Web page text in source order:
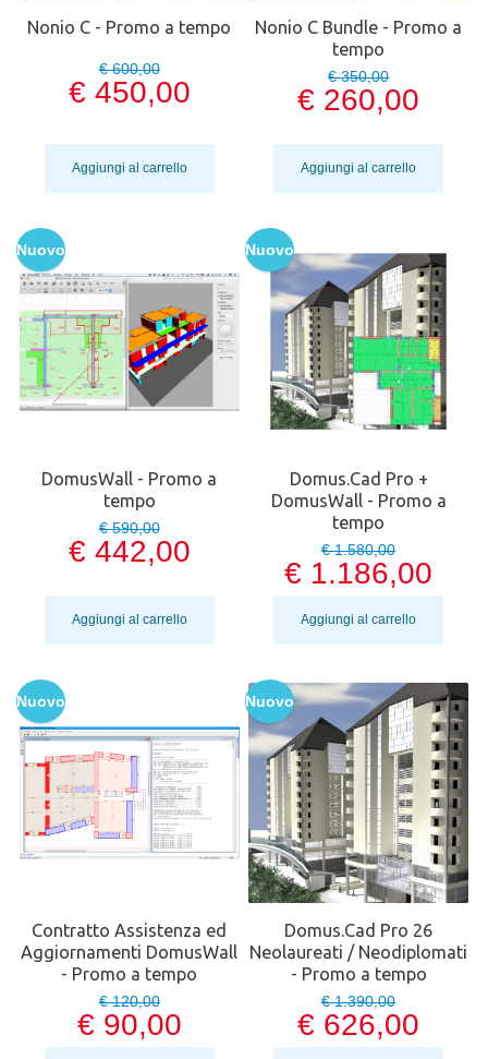
Nonio C - Promo a tempo
€ 600,00
€ 450,00
Aggiungi al carrello
Nonio C Bundle - Promo a
tempo
€ 350,00
€ 260,00
Aggiungi al carrello
Nuovo
DomusWall - Promo a
tempo
€ 590,00
€ 442,00
Aggiungi al carrello
Nuovo
Domus.Cad Pro +
DomusWall - Promo a
tempo
€ 1.580,00
€ 1.186,00
Aggiungi al carrello
Nuovo
Contratto Assistenza ed
Aggiornamenti DomusWall
- Promo a tempo
€ 120,00
€ 90,00
Nuovo
Domus.Cad Pro 26
Neolaureati / Neodiplomati
- Promo a tempo
€ 1.390,00
€ 626,00